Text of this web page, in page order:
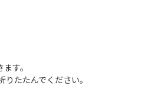
す。
たたんでください。